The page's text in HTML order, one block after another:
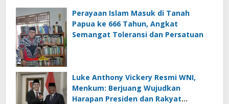
Perayaan Islam Masuk di Tanah
Papua ke 666 Tahun, Angkat
Semangat Toleransi dan Persatuan
Luke Anthony Vickery Resmi WNI,
Menkum: Berjuang Wujudkan
Harapan Presiden dan Rakyat